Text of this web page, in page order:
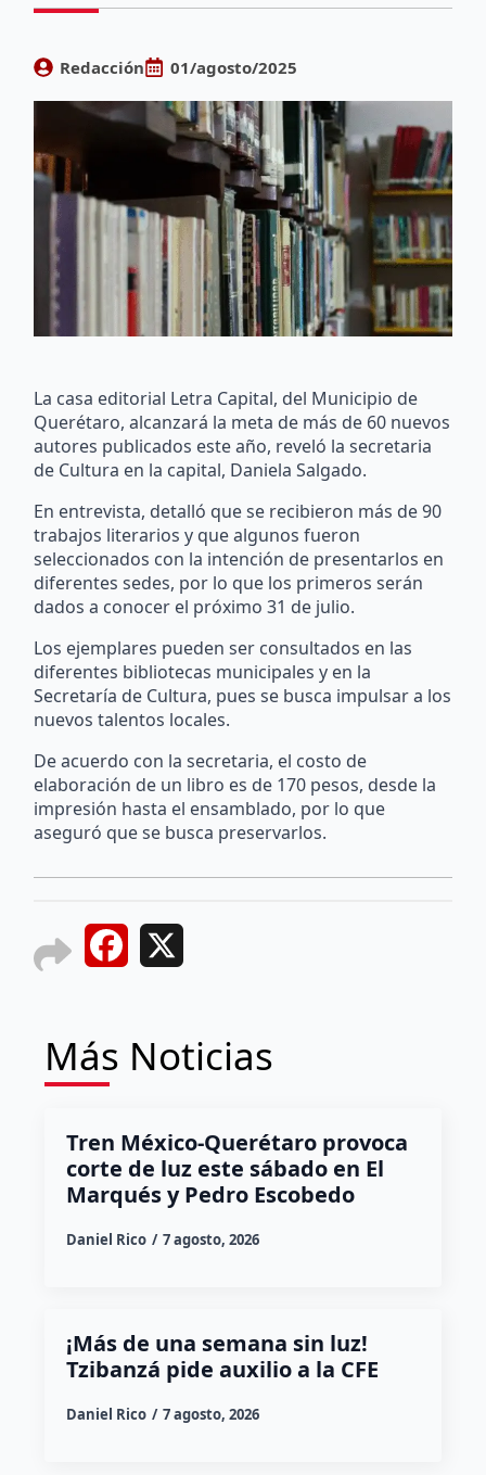
Redacción 01/agosto/2025
La casa editorial Letra Capital, del Municipio de
Querétaro, alcanzará la meta de más de 60 nuevos
autores publicados este año, reveló la secretaria
de Cultura en la capital, Daniela Salgado.
En entrevista, detalló que se recibieron más de 90
trabajos literarios y que algunos fueron
seleccionados con la intención de presentarlos en
diferentes sedes, por lo que los primeros serán
dados a conocer el próximo 31 de julio.
Los ejemplares pueden ser consultados en las
diferentes bibliotecas municipales y en la
Secretaría de Cultura, pues se busca impulsar a los
nuevos talentos locales.
De acuerdo con la secretaria, el costo de
elaboración de un libro es de 170 pesos, desde la
impresión hasta el ensamblado, por lo que
aseguró que se busca preservarlos.
Facebook
Más Noticias
Tren México-Querétaro provoca
corte de luz este sábado en El
Marqués y Pedro Escobedo
Daniel Rico 7 agosto, 2026
¡Más de una semana sin luz!
Tzibanzá pide auxilio a la CFE
Daniel Rico 7 agosto, 2026